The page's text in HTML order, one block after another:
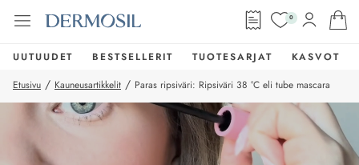
0
UUTUUDET BESTSELLERIT TUOTESARJAT
KASVOT
Etusivu / Kauneusartikkelit / Paras ripsiväri: Ripsiväri 38 °C eli tube mascara